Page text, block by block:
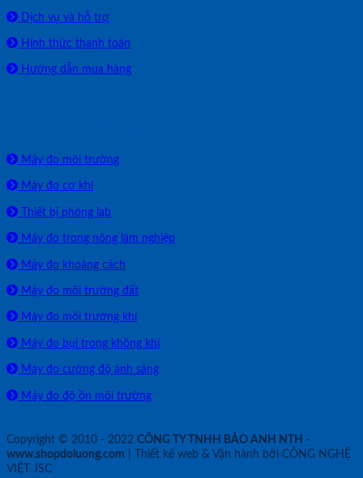
Dịch vụ và hỗ trợ
Hình thức thanh toán
Hướng dẫn mua hàng
Máy đo môi trường
Máy đo cơ khí
Thiết bị phòng lab
Máy đo trong nông lâm nghiệp
Máy đo khoảng cách
Máy đo môi trường đất
Máy đo môi trường khí
Máy đo bụi trong không khí
Máy đo cường độ ánh sáng
Máy đo độ ồn môi trường
Copyright © 2010 - 2022 CÔNG TY TNHH BẢO ANH NTH -
www.shopdoluong.com | Thiết kế web & Vận hành bởi CÔNG NGHỆ
VIỆT JSC